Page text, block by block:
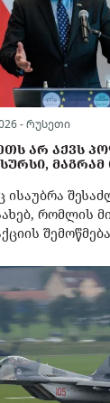
- რუსეთი
ᲐᲠ ᲐᲥᲕᲡ
ᲛᲐᲒᲠᲐᲛ
ისაუბრა
რომლის